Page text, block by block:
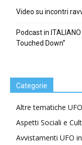
Video su incontri
Podcast in
Touched Down”
Categorie
Altre tematiche UFO
Aspetti Sociali e
Avvistamenti UFO